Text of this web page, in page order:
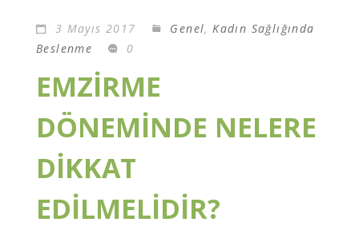
3 Mayıs 2017 Genel,Kadın Sağlığında
Beslenme
0
EMZİRME
DÖNEMİNDE NELERE
DİKKAT
EDİLMELİDİR?